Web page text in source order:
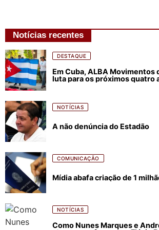
Notícias recentes
DESTAQUE
Em Cuba, ALBA Movimentos
luta para os próximos quatro
NOTÍCIAS
A não denúncia do Estadão
COMUNICAÇÃO
Mídia abafa criação de 1
NOTÍCIAS
Como Nunes Marques e